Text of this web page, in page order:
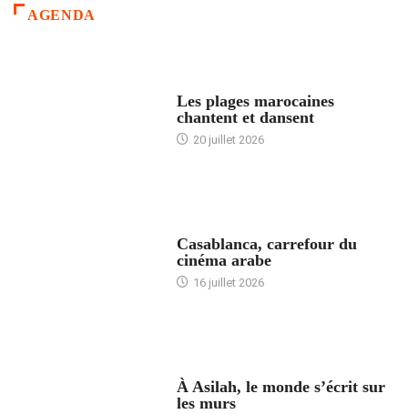
AGENDA
Les plages marocaines
chantent et dansent
20 juillet 2026
Casablanca, carrefour du
cinéma arabe
16 juillet 2026
À Asilah, le monde s’écrit sur
les murs